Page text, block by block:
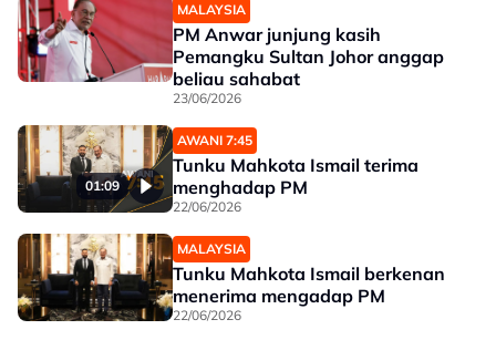
MALAYSIA
PM Anwar junjung kasih
Pemangku Sultan Johor anggap
beliau sahabat
23/06/2026
01:09
AWANI 7:45
Tunku Mahkota Ismail terima
menghadap PM
22/06/2026
MALAYSIA
Tunku Mahkota Ismail berkenan
menerima mengadap PM
22/06/2026